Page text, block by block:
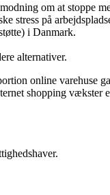
om at stoppe
stress på
i Danmark.
alternativer.
online varehuse
shopping vækster